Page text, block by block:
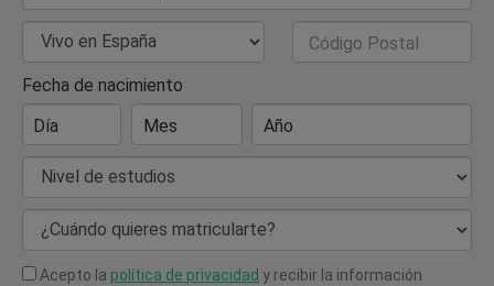
País de Residencia
Código Postal
Fecha de nacimiento
Día
Mes Año
Nivel de estudios
¿Cuándo quieres matricularte?
Acepto la política de privacidad y recibir la información